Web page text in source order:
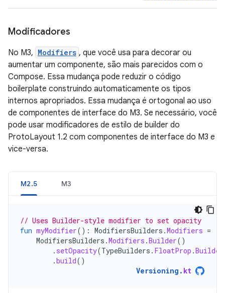
Modificadores
No M3, Modifiers , que você usa para decorar ou
aumentar um componente, são mais parecidos com o
Compose. Essa mudança pode reduzir o código
boilerplate construindo automaticamente os tipos
internos apropriados. Essa mudança é ortogonal ao uso
de componentes de interface do M3. Se necessário, você
pode usar modificadores de estilo de builder do
ProtoLayout 1.2 com componentes de interface do M3 e
vice-versa.
M2.5 M3
// Uses Builder-style modifier to set opacity
fun myModifier(): ModifiersBuilders .Modifiers =
ModifiersBuilders .Modifiers .Builder()
. setOpacity(TypeBuilders . FloatProp .Builder
.build()
Versioning . kt